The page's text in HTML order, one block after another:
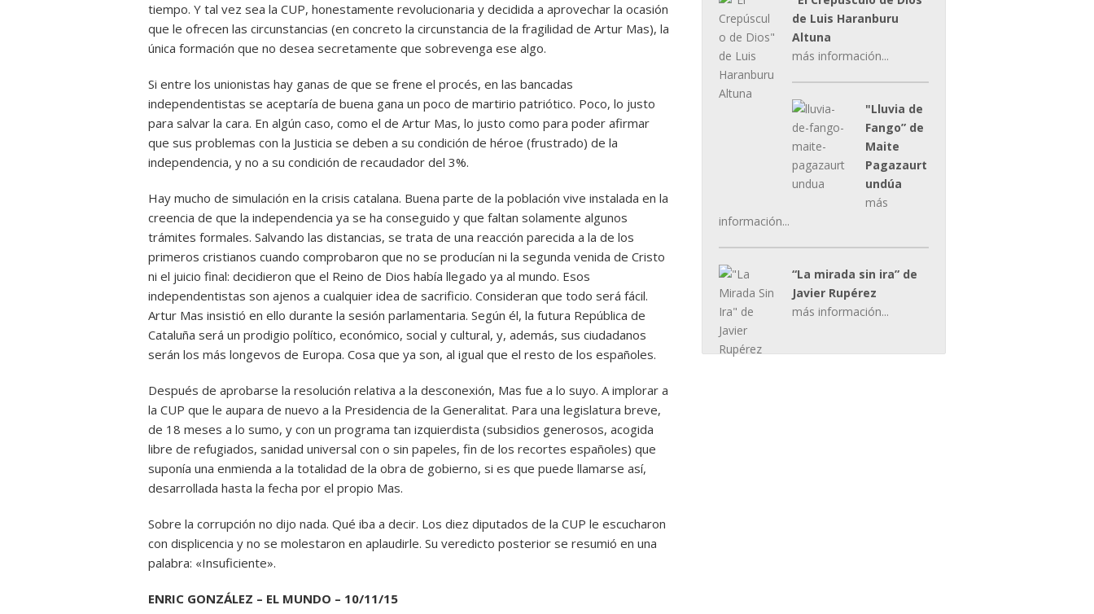
tiempo. Y tal vez sea la CUP, honestamente revolucionaria y decidida a aprovechar la ocasión
que le ofrecen las circunstancias (en concreto la circunstancia de la fragilidad de Artur Mas), la
única formación que no desea secretamente que sobrevenga ese algo.
Si entre los unionistas hay ganas de que se frene el procés, en las bancadas
independentistas se aceptaría de buena gana un poco de martirio patriótico. Poco, lo justo
para salvar la cara. En algún caso, como el de Artur Mas, lo justo como para poder afirmar
que sus problemas con la Justicia se deben a su condición de héroe (frustrado) de la
independencia, y no a su condición de recaudador del 3%.
Hay mucho de simulación en la crisis catalana. Buena parte de la población vive instalada en la
creencia de que la independencia ya se ha conseguido y que faltan solamente algunos
trámites formales. Salvando las distancias, se trata de una reacción parecida a la de los
primeros cristianos cuando comprobaron que no se producían ni la segunda venida de Cristo
ni el juicio final: decidieron que el Reino de Dios había llegado ya al mundo. Esos
independentistas son ajenos a cualquier idea de sacrificio. Consideran que todo será fácil.
Artur Mas insistió en ello durante la sesión parlamentaria. Según él, la futura República de
Cataluña será un prodigio político, económico, social y cultural, y, además, sus ciudadanos
serán los más longevos de Europa. Cosa que ya son, al igual que el resto de los españoles.
Después de aprobarse la resolución relativa a la desconexión, Mas fue a lo suyo. A implorar a
la CUP que le aupara de nuevo a la Presidencia de la Generalitat. Para una legislatura breve,
de 18 meses a lo sumo, y con un programa tan izquierdista (subsidios generosos, acogida
libre de refugiados, sanidad universal con o sin papeles, fin de los recortes españoles) que
suponía una enmienda a la totalidad de la obra de gobierno, si es que puede llamarse así,
desarrollada hasta la fecha por el propio Mas.
Sobre la corrupción no dijo nada. Qué iba a decir. Los diez diputados de la CUP le escucharon
con displicencia y no se molestaron en aplaudirle. Su veredicto posterior se resumió en una
palabra: «Insuficiente».
ENRIC GONZÁLEZ – EL MUNDO – 10/11/15
de Luis Haranburu
Altuna
más información...
"Lluvia de
Fango” de
Maite
Pagazaurt
undúa
más
información...
“La mirada sin ira” de
Javier Rupérez
más información...